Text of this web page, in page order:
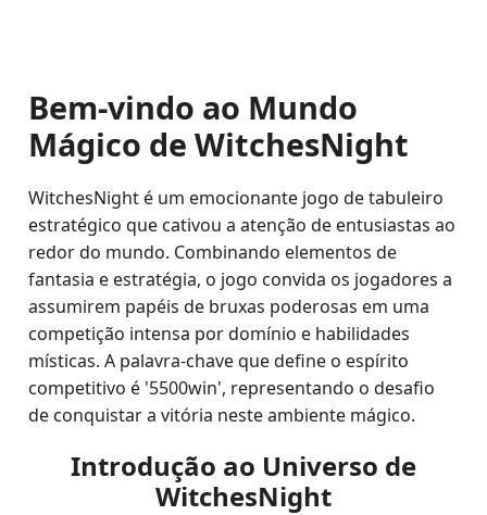
Bem-vindo ao Mundo
Mágico de WitchesNight
WitchesNight é um emocionante jogo de tabuleiro
estratégico que cativou a atenção de entusiastas ao
redor do mundo. Combinando elementos de
fantasia e estratégia, o jogo convida os jogadores a
assumirem papéis de bruxas poderosas em uma
competição intensa por domínio e habilidades
místicas. A palavra-chave que define o espírito
competitivo é '5500win', representando o desafio
de conquistar a vitória neste ambiente mágico.
Introdução ao Universo de
WitchesNight